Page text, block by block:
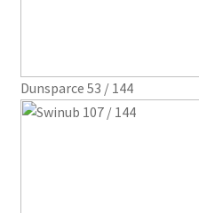
Dunsparce 53 / 144